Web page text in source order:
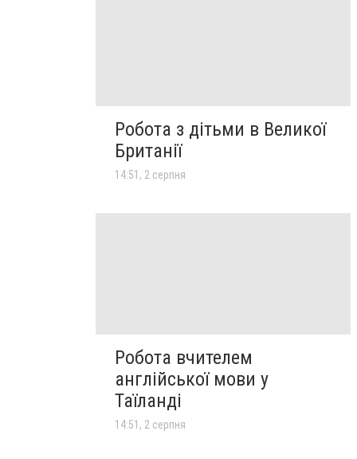
Робота з дітьми в Великої
Британії
14:51, 2 серпня
Робота вчителем
англійської мови у
Таїланді
14:51, 2 серпня